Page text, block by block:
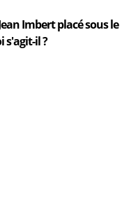
Imbert placé sous le
s'agit-il ?